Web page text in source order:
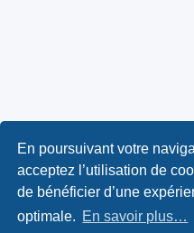
En poursuivant votre
acceptez l’utilisation de
de bénéficier d’une
optimale. En savoir plus…